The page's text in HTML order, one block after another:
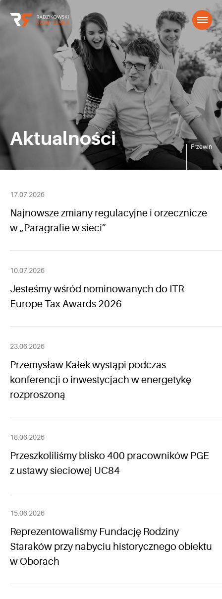
Aktualności Przewiń
17.07.2026
Najnowsze zmiany regulacyjne i orzecznicze
w „Paragrafie w sieci”
10.07.2026
Jesteśmy wśród nominowanych do ITR
Europe Tax Awards 2026
23.06.2026
Przemysław Kałek wystąpi podczas
konferencji o inwestycjach w energetykę
rozproszoną
18.06.2026
Przeszkoliliśmy blisko 400 pracowników PGE
z ustawy sieciowej UC84
15.06.2026
Reprezentowaliśmy Fundację Rodziny
Staraków przy nabyciu historycznego obiektu
w Oborach